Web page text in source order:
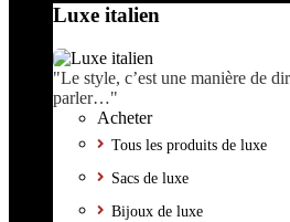
Luxe italien
"Le style, c’est une manière de
parler…"
Acheter
Tous les produits de luxe
Sacs de luxe
Bijoux de luxe